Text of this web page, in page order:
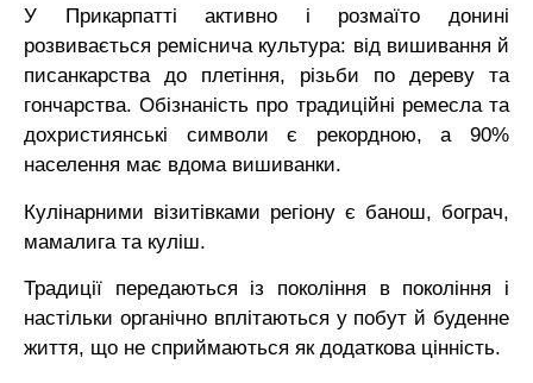
У Прикарпатті активно і розмаїто донині
розвивається реміснича культура: від вишивання й
писанкарства до плетіння, різьби по дереву та
гончарства. Обізнаність про традиційні ремесла та
дохристиянські символи є рекордною, а 90%
населення має вдома вишиванки.
Кулінарними візитівками регіону є банош, бограч,
мамалига та куліш.
Традиції передаються із покоління в покоління і
настільки органічно вплітаються у побут й буденне
життя, що не сприймаються як додаткова цінність.